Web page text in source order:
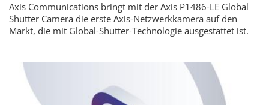
Axis Communications bringt mit der Axis P1486-LE Global
Shutter Camera die erste Axis-Netzwerkkamera auf den
Markt, die mit Global-Shutter-Technologie ausgestattet ist.